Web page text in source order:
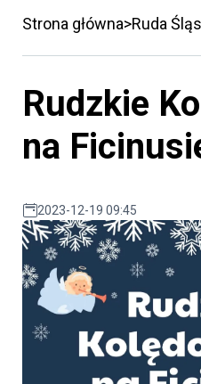
Strona główna Ruda
Rudzkie
na
2023-12-19 09:45